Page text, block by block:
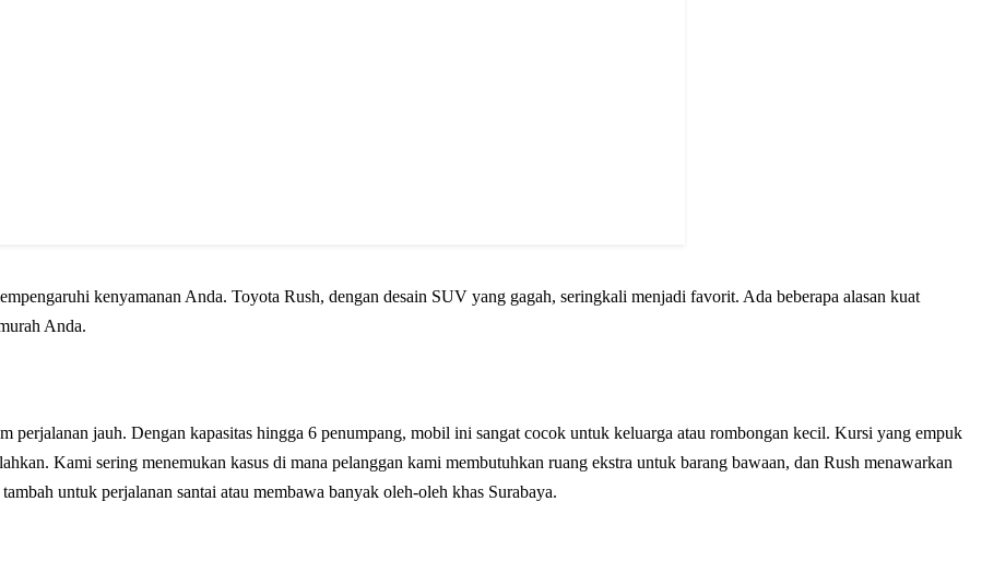
kenyamanan Anda. Toyota Rush, dengan desain SUV yang gagah, seringkali menjadi favorit. Ada beberapa alasan kuat
Anda.
perjalanan jauh. Dengan kapasitas hingga 6 penumpang, mobil ini sangat cocok untuk keluarga atau rombongan kecil. Kursi yang empuk
Kami sering menemukan kasus di mana pelanggan kami membutuhkan ruang ekstra untuk barang bawaan, dan Rush menawarkan
untuk perjalanan santai atau membawa banyak oleh-oleh khas Surabaya.